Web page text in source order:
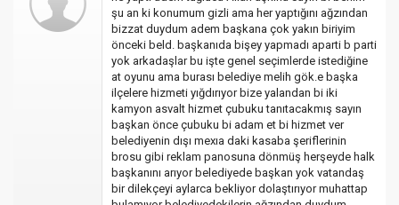
şu an ki konumum gizli ama her yaptığını ağzından
bizzat duydum adem başkana çok yakın biriyim
önceki beld. başkanıda bişey yapmadı aparti b parti
yok arkadaşlar bu işte genel seçimlerde istediğine
at oyunu ama burası belediye melih gök.e başka
ilçelere hizmeti yığdırıyor bize yalandan bi iki
kamyon asvalt hizmet çubuku tanıtacakmış sayın
başkan önce çubuku bi adam et bi hizmet ver
belediyenin dışı mexıa daki kasaba şeriflerinin
brosu gibi reklam panosuna dönmüş herşeyde halk
başkanını arıyor belediyede başkan yok vatandaş
bir dilekçeyi aylarca bekliyor dolaştırıyor muhattap